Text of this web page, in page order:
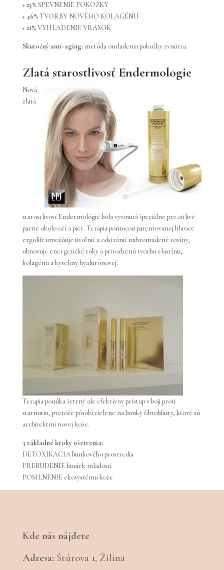
+ 23%SPEVNENIE POKOŽKY
+ 46%TVORBY NOVÉHO KOLAGÉNU
+ 21%VYHLADENIE VRÁSOK
Skutočný anti-aging:metóda omladenia pokožky zvnútra.
Zlatá starostlivosť Endermologie
Nová
zlatá
starostlivosť Endermológie bola vyvinutá špeciálne pre citlivé
partie okolo očí a pier. Terapia pomocou patentovanej hlavice
ergolift umožňuje uvoľniť a odstrániť nahromadené toxíny,
obnovuje energetické toky a prirodzenú tvorbu elastínu,
kolagénu a kyseliny hyalurónovej.
Terapia ponúka šetrný ale efektívny prístup v boji proti
starnutiu, pretože pôsobí cielene na bunky fibroblasty, ktoré sú
architektmi novej kože.
3 základné kroky ošetrenia:
DETOXIKACIA bunkového prostredia
PREBUDENIE buniek mladosti
POSILNENIE ekosystému kože
Kde nás nájdete
Adresa:Štúrova 1, Žilina